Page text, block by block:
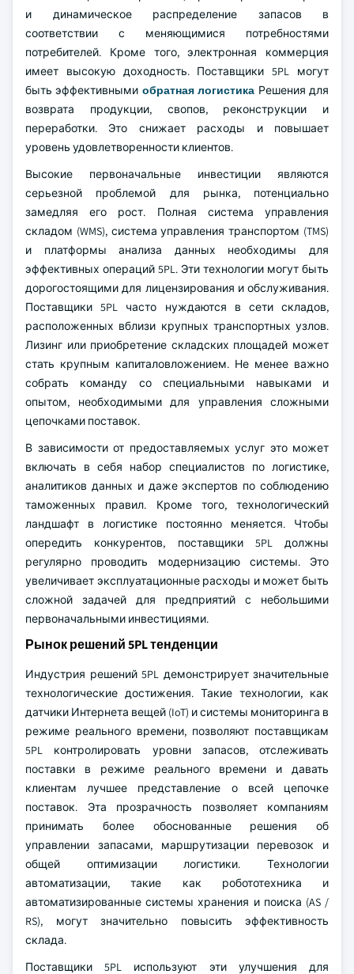
и динамическое распределение запасов в
соответствии с меняющимися потребностями
потребителей. Кроме того, электронная коммерция
имеет высокую доходность. Поставщики 5PL могут
быть эффективными обратная логистика Решения для
возврата продукции, свопов, реконструкции и
переработки. Это снижает расходы и повышает
уровень удовлетворенности клиентов.
Высокие первоначальные инвестиции являются
серьезной проблемой для рынка, потенциально
замедляя его рост. Полная система управления
складом (WMS), система управления транспортом (TMS)
и платформы анализа данных необходимы для
эффективных операций 5PL. Эти технологии могут быть
дорогостоящими для лицензирования и обслуживания.
Поставщики 5PL часто нуждаются в сети складов,
расположенных вблизи крупных транспортных узлов.
Лизинг или приобретение складских площадей может
стать крупным капиталовложением. Не менее важно
собрать команду со специальными навыками и
опытом, необходимыми для управления сложными
цепочками поставок.
В зависимости от предоставляемых услуг это может
включать в себя набор специалистов по логистике,
аналитиков данных и даже экспертов по соблюдению
таможенных правил. Кроме того, технологический
ландшафт в логистике постоянно меняется. Чтобы
опередить конкурентов, поставщики 5PL должны
регулярно проводить модернизацию системы. Это
увеличивает эксплуатационные расходы и может быть
сложной задачей для предприятий с небольшими
первоначальными инвестициями.
Рынок решений 5PL тенденции
Индустрия решений 5PL демонстрирует значительные
технологические достижения. Такие технологии, как
датчики Интернета вещей (IoT) и системы мониторинга в
режиме реального времени, позволяют поставщикам
5PL контролировать уровни запасов, отслеживать
поставки в режиме реального времени и давать
клиентам лучшее представление о всей цепочке
поставок. Эта прозрачность позволяет компаниям
принимать более обоснованные решения об
управлении запасами, маршрутизации перевозок и
общей оптимизации логистики. Технологии
автоматизации, такие как робототехника и
автоматизированные системы хранения и поиска (AS /
RS), могут значительно повысить эффективность
склада.
Поставщики 5PL используют эти улучшения для